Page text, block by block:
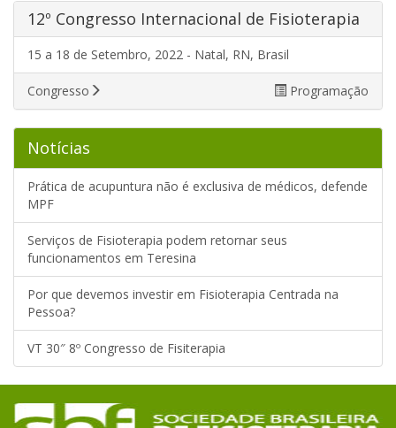
12º Congresso Internacional de Fisioterapia
15 a 18 de Setembro, 2022 - Natal, RN, Brasil
Congresso Programação
Notícias
Prática de acupuntura não é exclusiva de médicos, defende
MPF
Serviços de Fisioterapia podem retornar seus
funcionamentos em Teresina
Por que devemos investir em Fisioterapia Centrada na
Pessoa?
VT 30″ 8º Congresso de Fisiterapia